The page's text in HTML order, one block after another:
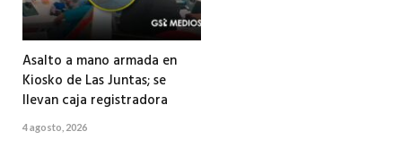
Asalto a mano armada en
Kiosko de Las Juntas; se
llevan caja registradora
4 agosto, 2026